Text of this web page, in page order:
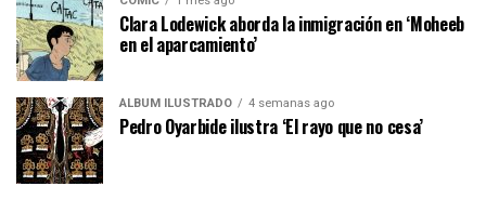
Clara Lodewick aborda la inmigración en ‘Moheeb
en el aparcamiento’
ÁLBUM ILUSTRADO 4 semanas ago
Pedro Oyarbide ilustra ‘El rayo que no cesa’